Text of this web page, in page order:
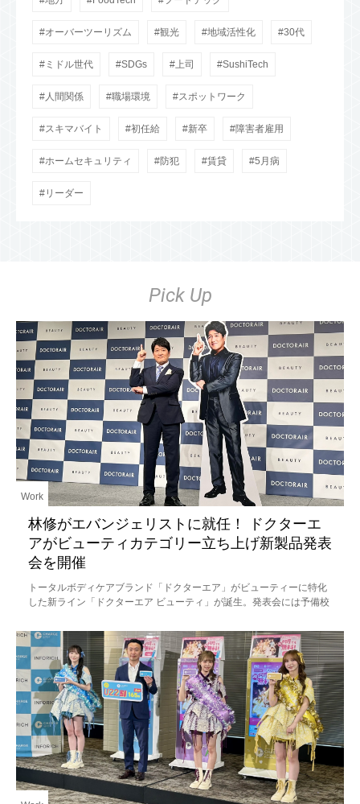
オーバーツーリズム 観光 地域活性化 30代
ミドル世代 SDGs 上司 SushiTech
人間関係 職場環境 スポットワーク
スキマバイト 初任給 新卒 障害者雇用
ホームセキュリティ 防犯 賃貸 5月病
リーダー
Pick Up
林修がエバンジェリストに就任！ ドクターエ
アがビューティカテゴリー立ち上げ新製品発表
会を開催
トータルボディケアブランド「ドクターエア」がビューティーに特化
した新ライン「ドクターエア ビューティ」が誕生。発表会には予備校
ト（伝道師）
Work